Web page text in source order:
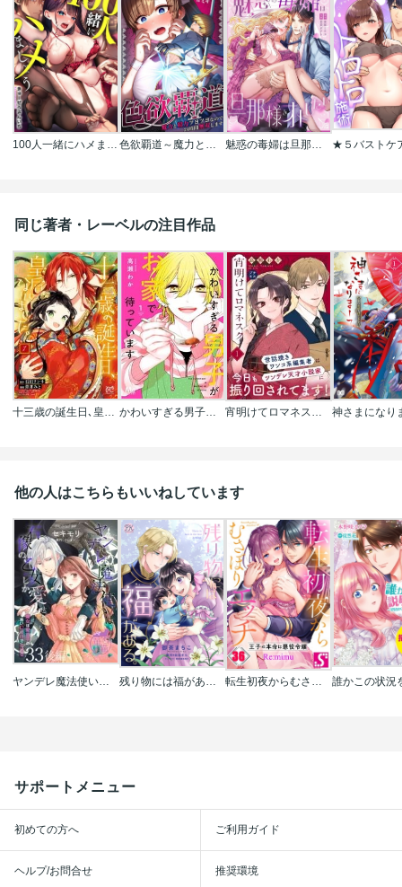
同じ著者・レーベルの注目作品
十三歳の誕生日､皇后になりました｡【電子特別版】 かわいすぎる男子がお家で待っています 単行本版 宵明けてロマネスク プチキス
他の人はこちらもいいねしています
ヤンデレ魔法使いは石像の乙女しか愛せない 魔女は愛弟子の熱い口づけでとける 【短編】 残り物には福がある｡【単話売】 転生初夜からむさぼりエッチ～王子の本命は悪役令嬢
サポートメニュー
初めての方へ ご利用ガイド
ヘルプ/お問合せ 推奨環境